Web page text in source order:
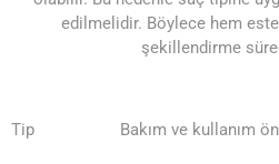
edilmelidir. Böylece hem
şekillendirme
Tip Bakım ve kullanım